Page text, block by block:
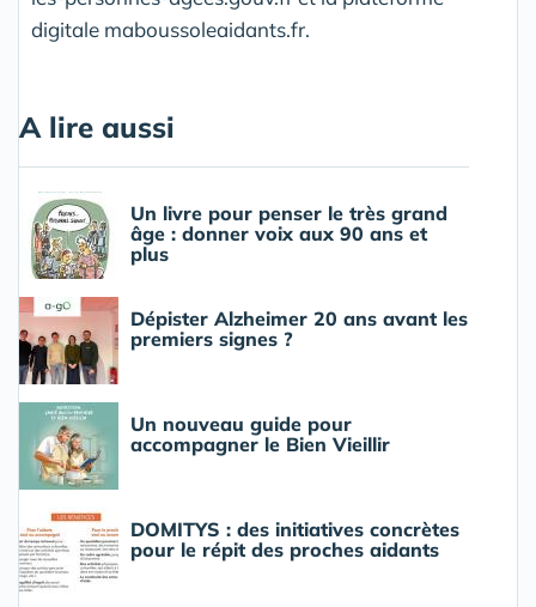
digitale maboussoleaidants.fr.
A lire aussi
Un livre pour penser le très grand
âge : donner voix aux 90 ans et
plus
Dépister Alzheimer 20 ans avant les
premiers signes ?
Un nouveau guide pour
accompagner le Bien Vieillir
DOMITYS : des initiatives concrètes
pour le répit des proches aidants